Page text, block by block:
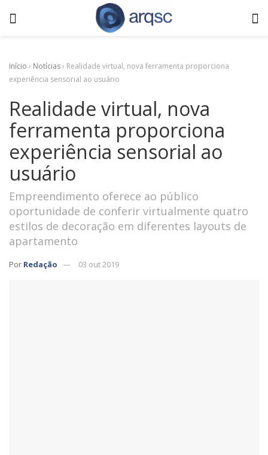
Início › Notícias› Realidade virtual, nova ferramenta proporciona
experiência sensorial ao usuário
Realidade virtual, nova
ferramenta proporciona
experiência sensorial ao
usuário
Empreendimento oferece ao público
oportunidade de conferir virtualmente quatro
estilos de decoração em diferentes layouts de
apartamento
Por Redação 03 out 2019